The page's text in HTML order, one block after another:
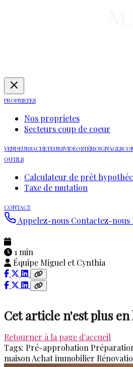
PROPRIETES
Nos proprietes
Secteurs coup de coeur
VENDEURSACHETEURSVIDEOSTÉMOIGNAGES
OUTILS
Calculateur de prêt
Taxe de mutation
CONTACT
Appelez-nous Contactez-nous
1 min
Équipe Miguel et Cynthia
Cet article n'est plus
Retourner à la page d'accueil
Tags: Pré-approbation
maison Achat immobilier